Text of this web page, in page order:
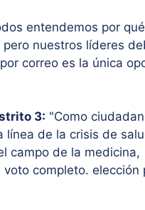
entendemos por
nuestros líderes
correo es la única
3: "Como
línea de la crisis de
campo de la medicina,
completo. elección